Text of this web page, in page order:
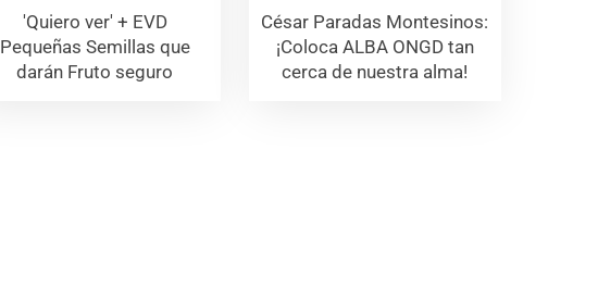
'Quiero ver' + EVD
Pequeñas Semillas que
darán Fruto seguro
César Paradas Montesinos:
¡Coloca ALBA ONGD tan
cerca de nuestra alma!